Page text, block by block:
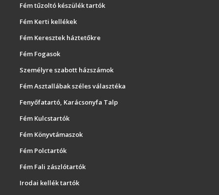
Fém tűzoltó készülék tartók
Fém Kerti kellékek
Fém Keresztek háztetőkre
Fém Fogasok
Személyre szabott házszámok
Fém Asztallábak széles választéka
Fenyőfatartó, Karácsonyfa Talp
Fém Kulcstartók
Fém Könyvtámaszok
Fém Polctartók
Fém Fali zászlótartók
Irodai kellék tartók